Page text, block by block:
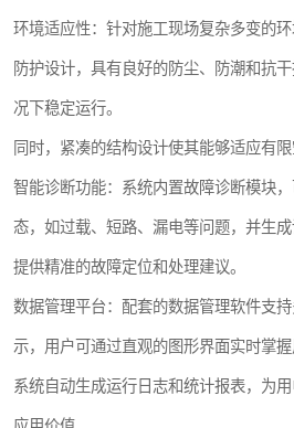
环境适应性：针对施工现场复杂多变的
防护设计，具有良好的防尘、防潮和抗
况下稳定运行。
同时，紧凑的结构设计使其能够适应有限
智能诊断功能：系统内置故障诊断模块
态，如过载、短路、漏电等问题，并生
提供精准的故障定位和处理建议。
数据管理平台：配套的数据管理软件支
示，用户可通过直观的图形界面实时掌握
系统自动生成运行日志和统计报表，为用